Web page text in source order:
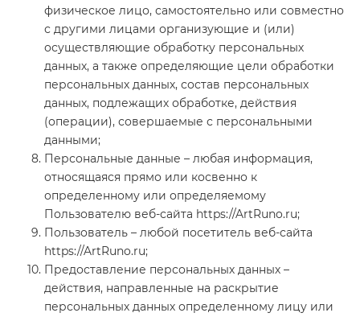
физическое лицо, самостоятельно или совместно
с другими лицами организующие и (или)
осуществляющие обработку персональных
данных, а также определяющие цели обработки
персональных данных, состав персональных
данных, подлежащих обработке, действия
(операции), совершаемые с персональными
данными;
Персональные данные – любая информация,
относящаяся прямо или косвенно к
определенному или определяемому
Пользователю веб-сайта https://ArtRuno.ru;
Пользователь – любой посетитель веб-сайта
https://ArtRuno.ru;
Предоставление персональных данных –
действия, направленные на раскрытие
персональных данных определенному лицу или